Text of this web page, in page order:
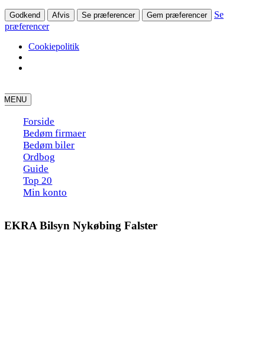
Godkend Afvis Se præferencer Gem præferencer
Se
præferencer
Cookiepolitik
to
content
MENU
Forside
Bedøm firmaer
Bedøm biler
Ordbog
Guide
Top 20
Min konto
Bilsyn Nykøbing Falster